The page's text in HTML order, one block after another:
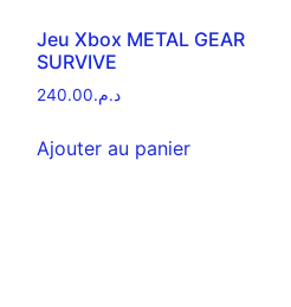
Jeu Xbox METAL GEAR
SURVIVE
د.م.240.00
Ajouter au panier